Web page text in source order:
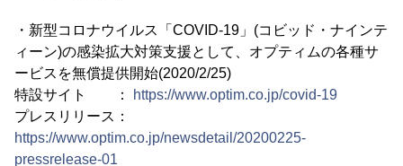
・新型コロナウイルス「COVID-19」(コビッド・ナインテ
ィーン)の感染拡大対策支援として、オプティムの各種サ
ービスを無償提供開始(2020/2/25)
特設サイト ：
https://www.optim.co.jp/covid-19
プレスリリース：
https://www.optim.co.jp/newsdetail/20200225-
pressrelease-01